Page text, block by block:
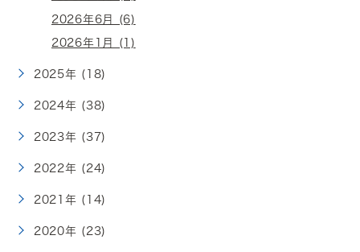
2026年6月 (6)
2026年1月 (1)
2025年 (18)
2024年 (38)
2023年 (37)
2022年 (24)
2021年 (14)
2020年 (23)